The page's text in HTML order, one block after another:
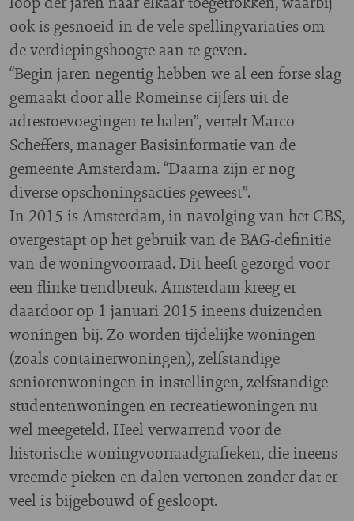
ook is gesnoeid in de vele spellingvariaties om
de verdiepingshoogte aan te geven.
“Begin jaren negentig hebben we al een forse slag
gemaakt door alle Romeinse cijfers uit de
adrestoevoegingen te halen”, vertelt Marco
Scheffers, manager Basisinformatie van de
gemeente Amsterdam. “Daarna zijn er nog
diverse opschoningsacties geweest”.
In 2015 is Amsterdam, in navolging van het CBS,
overgestapt op het gebruik van de BAG-definitie
van de woningvoorraad. Dit heeft gezorgd voor
een flinke trendbreuk. Amsterdam kreeg er
daardoor op 1 januari 2015 ineens duizenden
woningen bij. Zo worden tijdelijke woningen
(zoals containerwoningen), zelfstandige
seniorenwoningen in instellingen, zelfstandige
studentenwoningen en recreatiewoningen nu
wel meegeteld. Heel verwarrend voor de
historische woningvoorraadgrafieken, die ineens
vreemde pieken en dalen vertonen zonder dat er
veel is bijgebouwd of gesloopt.